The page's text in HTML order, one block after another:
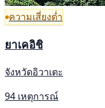
ความเสี่ยงต่ำ
ยาเคอิชิ
จังหวัดอิวาเตะ
94 เหตุการณ์